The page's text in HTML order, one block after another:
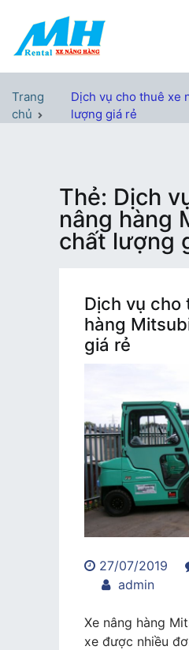
nội
Xe Nâng Hàng MH Rental
Trang
chủ
Dịch vụ cho thuê xe
lượng giá rẻ
Thẻ: Dịch
nâng hàng
chất lượng
Dịch vụ cho
hàng
giá rẻ
27/07/2019
trong
vụ
cho
admin
Xe nâng hàng
xe được nhiều